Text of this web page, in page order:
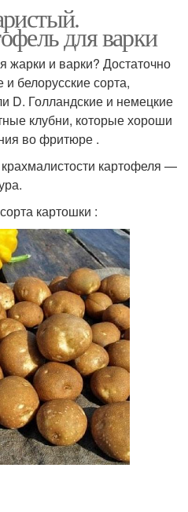
для варки
жарки и варки? Достаточно
белорусские сорта,
D. Голландские и немецкие
клубни, которые хороши
во фритюре .
картофеля —
картошки :